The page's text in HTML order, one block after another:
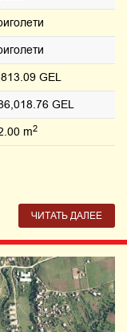
GEL
GEL
m2
ЧИТАТЬ ДАЛЕЕ